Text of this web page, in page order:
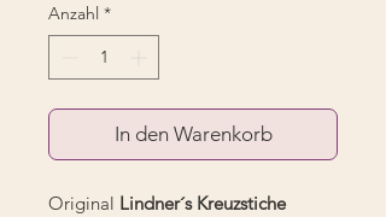
Anzahl *
In den Warenkorb
Original Lindner´s Kreuzstiche